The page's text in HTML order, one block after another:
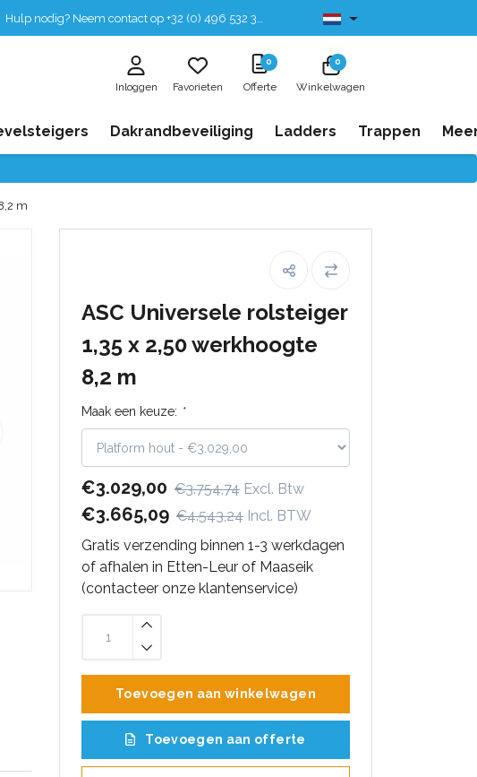
Hulp nodig? Neem contact op +32 (0) 496 532 330 Leverbaar uit voorraad
Inloggen Favorieten
0
Offerte
0
Winkelwagen
Dakrandbeveiliging Ladders Trappen
m
ASC Universele rolsteiger
1,35 x 2,50 werkhoogte
8,2 m
Maak een keuze: *
€3.029,00 €3.754,74 Excl. Btw
€3.665,09 €4.543,24 Incl. BTW
Gratis verzending binnen 1-3 werkdagen
of afhalen in Etten-Leur of Maaseik
(contacteer onze klantenservice)
Toevoegen aan winkelwagen
Toevoegen aan offerte